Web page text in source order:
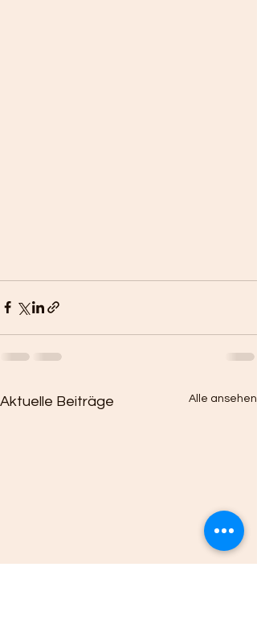
Aktuelle Beiträge Alle ansehen